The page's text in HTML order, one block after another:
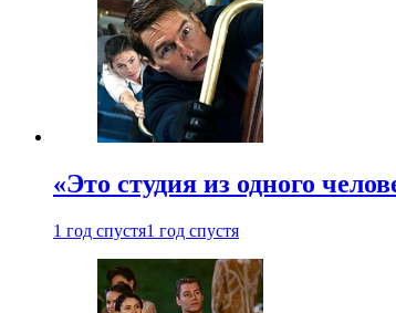
«Это студия из одного
1 год спустя1 год спустя